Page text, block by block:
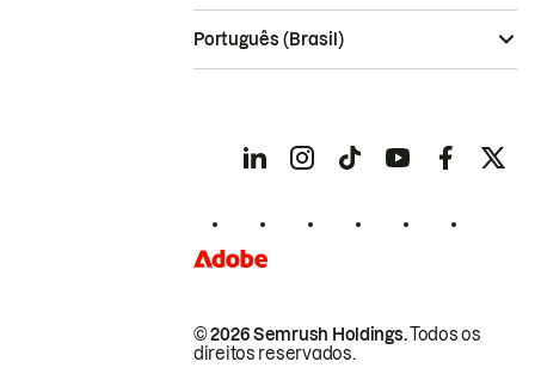
© 2026 Semrush Holdings.Todos os
direitos reservados.
Português (Brasil)